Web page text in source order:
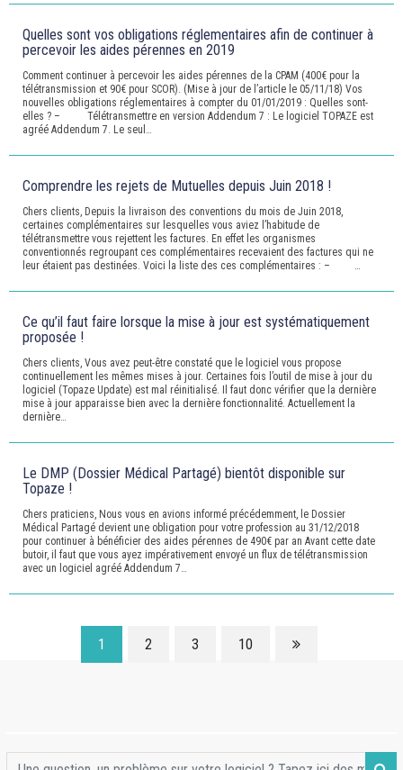
Quelles sont vos obligations réglementaires afin de continuer à
percevoir les aides pérennes en 2019
Comment continuer à percevoir les aides pérennes de la CPAM (400€ pour la
télétransmission et 90€ pour SCOR). (Mise à jour de l’article le 05/11/18) Vos
nouvelles obligations réglementaires à compter du 01/01/2019 : Quelles sont-
elles ? – Télétransmettre en version Addendum 7 : Le logiciel TOPAZE est
agréé Addendum 7. Le seul…
Comprendre les rejets de Mutuelles depuis Juin 2018 !
Chers clients, Depuis la livraison des conventions du mois de Juin 2018,
certaines complémentaires sur lesquelles vous aviez l’habitude de
télétransmettre vous rejettent les factures. En effet les organismes
conventionnés regroupant ces complémentaires recevaient des factures qui ne
leur étaient pas destinées. Voici la liste des ces complémentaires : – …
Ce qu’il faut faire lorsque la mise à jour est systématiquement
proposée !
Chers clients, Vous avez peut-être constaté que le logiciel vous propose
continuellement les mêmes mises à jour. Certaines fois l’outil de mise à jour du
logiciel (Topaze Update) est mal réinitialisé. Il faut donc vérifier que la dernière
mise à jour apparaisse bien avec la dernière fonctionnalité. Actuellement la
dernière…
Le DMP (Dossier Médical Partagé) bientôt disponible sur
Topaze !
Chers praticiens, Nous vous en avions informé précédemment, le Dossier
Médical Partagé devient une obligation pour votre profession au 31/12/2018
pour continuer à bénéficier des aides pérennes de 490€ par an Avant cette date
butoir, il faut que vous ayez impérativement envoyé un flux de télétransmission
avec un logiciel agréé Addendum 7…
1 2 3 10